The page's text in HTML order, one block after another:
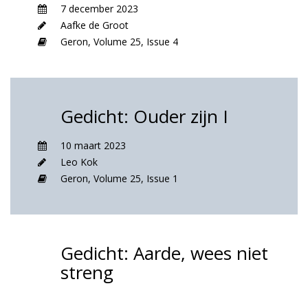
7 december 2023
Aafke de Groot
Geron, Volume 25, Issue 4
Gedicht: Ouder zijn I
10 maart 2023
Leo Kok
Geron, Volume 25, Issue 1
Gedicht: Aarde, wees niet
streng